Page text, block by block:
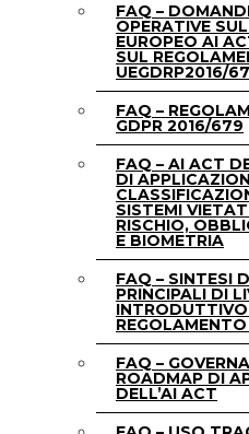
FAQ –
OPERATIVE
EUROPEO AI
SUL
UEGDRP2016/
FAQ –
GDPR 2016/679
FAQ – AI ACT
DI
SISTEMI
RISCHIO,
E BIOMETRIA
FAQ – SINTESI
PRINCIPALI DI
FAQ –
ROADMAP DI
DELL’AI ACT